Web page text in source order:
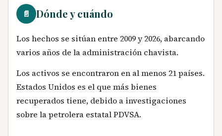
📄 Dónde y cuándo
Los hechos se sitúan entre 2009 y 2026, abarcando
varios años de la administración chavista.
Los activos se encontraron en al menos 21 países.
Estados Unidos es el que más bienes
recuperados tiene, debido a investigaciones
sobre la petrolera estatal PDVSA.